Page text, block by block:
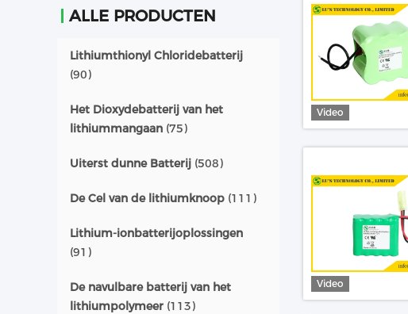
ALLE PRODUCTEN
Lithiumthionyl Chloridebatterij
(90)
Het Dioxydebatterij van het
lithiummangaan (75)
Uiterst dunne Batterij (508)
De Cel van de lithiumknoop (111)
Lithium-ionbatterijoplossingen
(91)
De navulbare batterij van het
lithiumpolymeer (113)
Video
Video